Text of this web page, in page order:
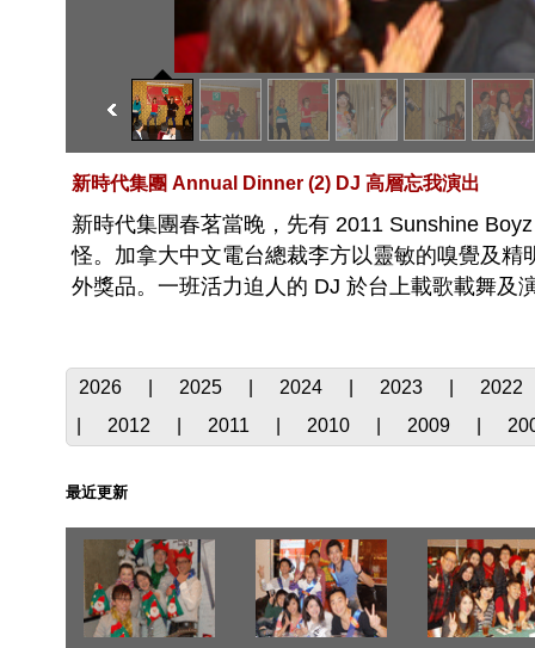
新時代集團 Annual Dinner (2) DJ 高層忘我演出
新時代集團春茗當晚，先有 2011 Sunshine
怪。加拿大中文電台總裁李方以靈敏的嗅覺及
外獎品。一班活力迫人的 DJ 於台上載歌載舞及
2026 2025 2024 2023
2022
2012 2011 2010 2009
最近更新